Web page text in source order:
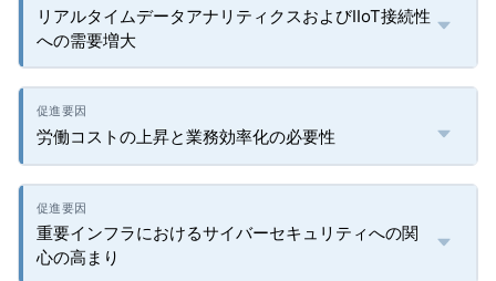
リアルタイムデータアナリティクスおよびIIoT接続性
への需要増大
労働コストの上昇と業務効率化の必要性
重要インフラにおけるサイバーセキュリティへの関
心の高まり